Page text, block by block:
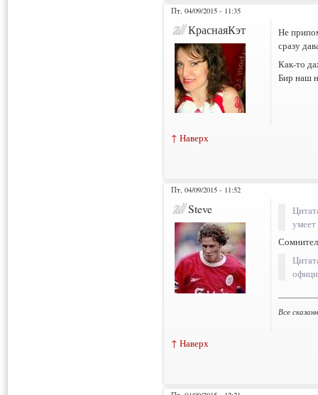
Пт, 04/09/2015 - 11:35
КраснаяКэт
Не
сразу
Как-то
Бир наш
↑ Наверх
Пт, 04/09/2015 - 11:52
Steve
Все
↑ Наверх